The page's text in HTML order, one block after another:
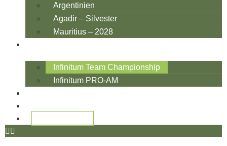
Argentinien
Agadir – Silvester
Mauritius – 2028
Infinitum Team Championship
Infinitum PRO-AM